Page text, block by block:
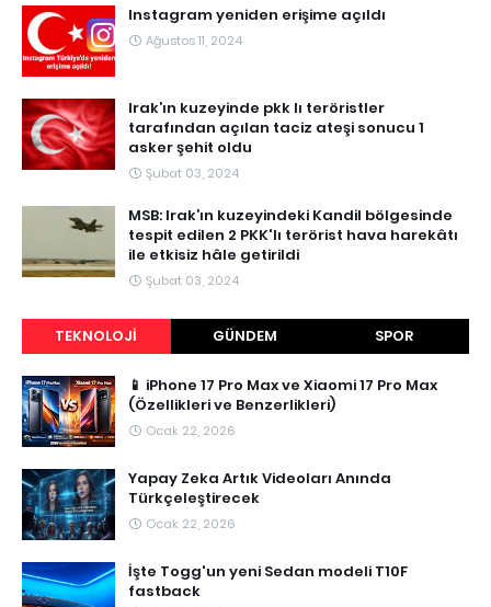
Instagram yeniden erişime açıldı
Ağustos 11, 2024
Irak’ın kuzeyinde pkk lı teröristler
tarafından açılan taciz ateşi sonucu 1
asker şehit oldu
Şubat 03, 2024
MSB: Irak’ın kuzeyindeki Kandil bölgesinde
tespit edilen 2 PKK'lı terörist hava harekâtı
ile etkisiz hâle getirildi
Şubat 03, 2024
TEKNOLOJI GÜNDEM SPOR
📱 iPhone 17 Pro Max ve Xiaomi 17 Pro Max
(Özellikleri ve Benzerlikleri)
Ocak 22, 2026
Yapay Zeka Artık Videoları Anında
Türkçeleştirecek
Ocak 22, 2026
İşte Togg'un yeni Sedan modeli T10F
fastback